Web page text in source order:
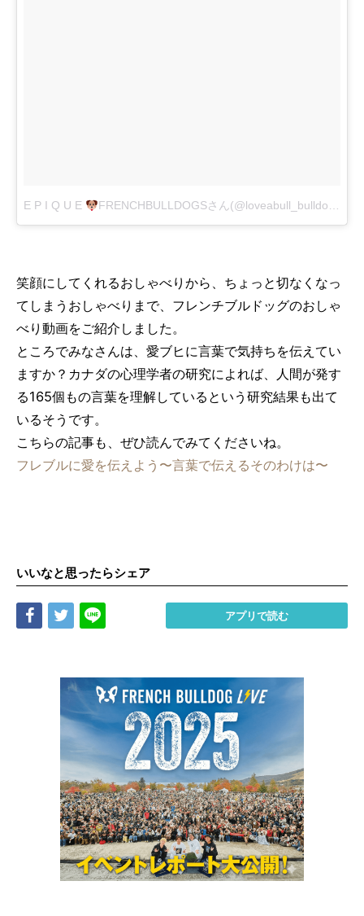
E P I Q U E FRENCHBULLDOGSさん(@loveabull_bulldogs_nz)がシェアした投稿
笑顔にしてくれるおしゃべりから、ちょっと切なくなっ
てしまうおしゃべりまで、フレンチブルドッグのおしゃ
べり動画をご紹介しました。
ところでみなさんは、愛ブヒに言葉で気持ちを伝えてい
ますか？カナダの心理学者の研究によれば、人間が発す
る165個もの言葉を理解しているという研究結果も出て
いるそうです。
こちらの記事も、ぜひ読んでみてくださいね。
フレブルに愛を伝えよう〜言葉で伝えるそのわけは〜
いいなと思ったらシェア
Share Tweet アプリで読む